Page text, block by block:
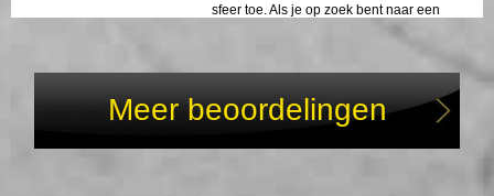
sfeer toe. Als je op zoek bent naar een
geweldig!
Meer beoordelingen